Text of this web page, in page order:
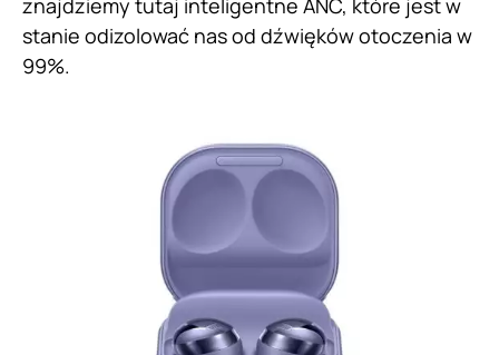
stanie odizolować nas od dźwięków otoczenia w
99%.